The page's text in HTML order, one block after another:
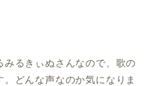
みるきぃぬさんなので、歌の
どんな声なのか気になりま